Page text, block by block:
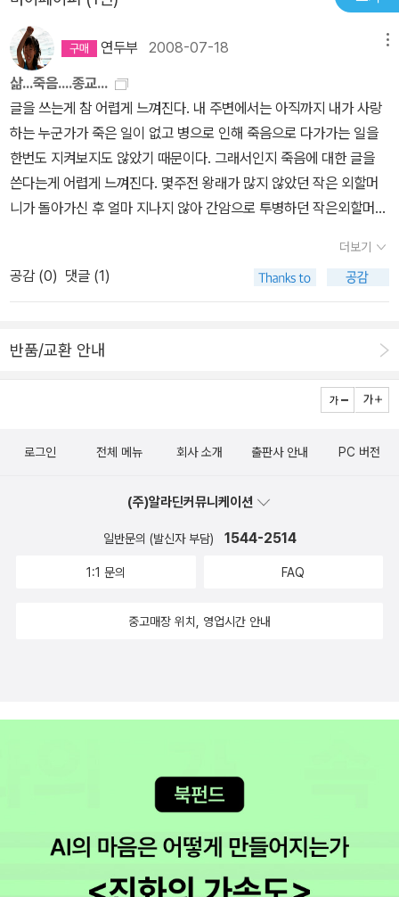
정'을 벗어난 그 어떤 것이다이것은 진리를 향한 바른 자세가 아니다
생의 마지막 순간까지도 한 그루의 사과나무를 심는 한 인간의철학이
그대로 드러낸 것이 아닌가 싶습니다효율과 그 영향을 따지는데에만
익숙해진 우리들이 보기에는 어쩌면미련해 보이기까지 합니다 그러
나 이 책이 비추는 그의 신념은 죽음을 뛰어넘는 위대한 것이었습니
다
신으로 말한다.기독교의 신앙은 죽음 이후에 부활을 믿는다, 아니 그
것은 가장 중요한 소망일 것이다.그러나, 현대의 신앙인들에게 이 부
활은 얼마나 큰 의미있는 소망일까?책 속의 고인은 고통과 허무의 죽
음 앞에서 가장 역설적으로 기쁨과 평안을 이야기한다.그리고 소망에
가득찬 고백으로 나아간다.죽음이 주는 허무와 절망, 고통과 두려움
을 넘어간다.부활의 확신으로 가득 찬 그 마지막 문을 조용히 두드린
다. 이 책은 현대인들에게 죽음에 대해서 이야기해 준다.그러나, 죽음
은 다시 삶을 불러낸다.아니, 그 너머에 있는 진정한 소망에 대해서 묻
연두부 2008-07-18
삶...죽음....종교...
글을 쓰는게 참 어렵게 느껴진다. 내 주변에서는 아직까지 내가 사랑
하는 누군가가 죽은 일이 없고 병으로 인해 죽음으로 다가가는 일을
한번도 지켜보지도 않았기 때문이다. 그래서인지 죽음에 대한 글을
쓴다는게 어렵게 느껴진다. 몇주전 왕래가 많지 않았던 작은 외할머
니가 돌아가신 후 얼마 지나지 않아 간암으로 투병하던 작은외할머니
도는 너무나도 달랐다. 작은 외할머니가 돌아가셨을 때는 모두가 잘
된 일이라며 차라리 돌아가시는게 더 잘된 일이라고 말하는 이가 대
부분이었다. 그러나 삼촌의 장례식장에서는 모두가 다른 이유로 울고
할아버지 생각과 젊은 나이에 죽은 삼촌의 인생이 안타까워 눈물을
흘렸고 자식들은 병든 아버지를 위해 최선을 다하지 못했음에 눈물을
흘렸다. 그러나 정작 병간호와 생계를 책임져야 했던 외숙모는 의외
모를 보며 마음이 아팠다. 모든 사람은 언젠가는 죽는다. 그럼 이 진리
있을까? 난 길을 지나다 혹은 엘리베이터를 타며.. 만약 내가 지금 불
의의 사고로 혹은 시한부 선고로 죽는다면 지금의 인생에 후회가 없
해본게 너무 많다는 이유에서였다. 그럼 자신이 바라는 모든 것을 다
까? 이 책에 나오는 주인공인 김치영 목사처럼 자신의 죽음을 서서히
생각하고 있는가? jh : 신앙과 죽음의 관계 - 신앙이 있으면 좀 더 편
한 죽음을 맞을 수 있을까? sj : 인간 존엄을 지키면서 맞는 죽음의 조
건에는 어떤 것들이 있을까? 종교가 인간의 죽음에 끼치는 영향은 무
엇일까? ye : 나는 죽음에 대한 두려움이 있는가?
더보기
공감 (0) 댓글 (1)
반품/교환 안내
로그인 전체 메뉴 회사 소개 출판사 안내 PC 버전
(주)알라딘커뮤니케이션
일반문의 (발신자 부담) 1544-2514
1:1 문의 FAQ
중고매장 위치, 영업시간 안내